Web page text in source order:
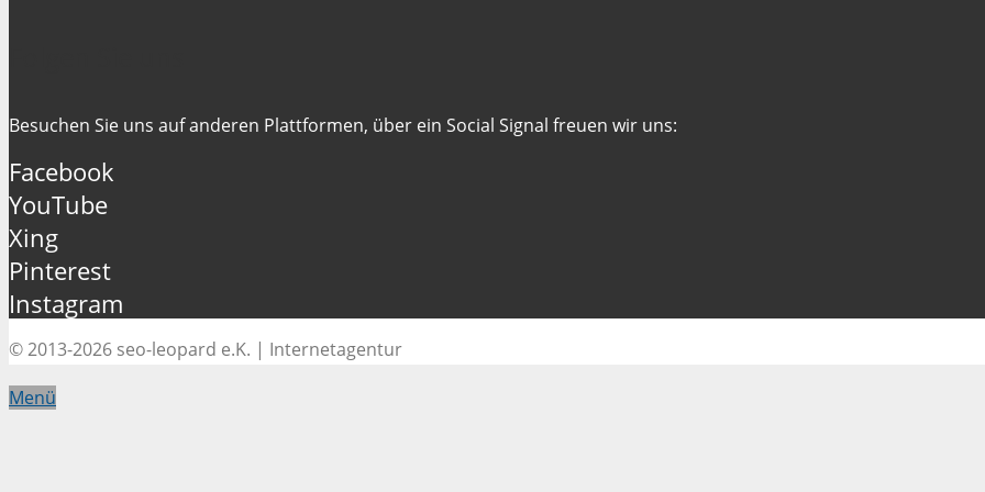
Besuchen Sie uns auf anderen Plattformen, über ein Social Signal freuen wir uns:
Facebook
YouTube
Xing
Pinterest
Instagram
© 2013-2026 seo-leopard e.K. | Internetagentur
Menü